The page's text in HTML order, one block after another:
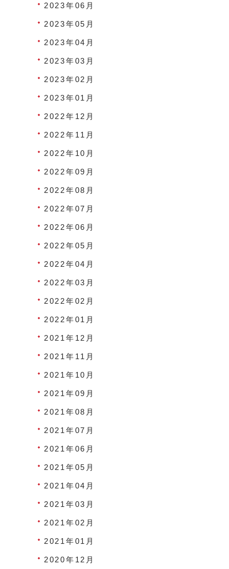
2023年06月
2023年05月
2023年04月
2023年03月
2023年02月
2023年01月
2022年12月
2022年11月
2022年10月
2022年09月
2022年08月
2022年07月
2022年06月
2022年05月
2022年04月
2022年03月
2022年02月
2022年01月
2021年12月
2021年11月
2021年10月
2021年09月
2021年08月
2021年07月
2021年06月
2021年05月
2021年04月
2021年03月
2021年02月
2021年01月
2020年12月